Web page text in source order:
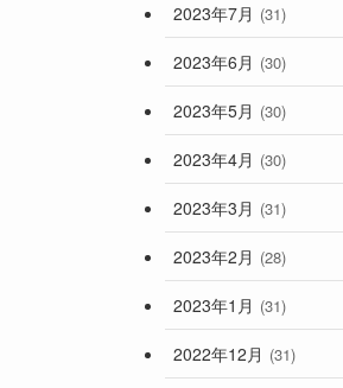
2023年7月 (31)
2023年6月 (30)
2023年5月 (30)
2023年4月 (30)
2023年3月 (31)
2023年2月 (28)
2023年1月 (31)
2022年12月 (31)